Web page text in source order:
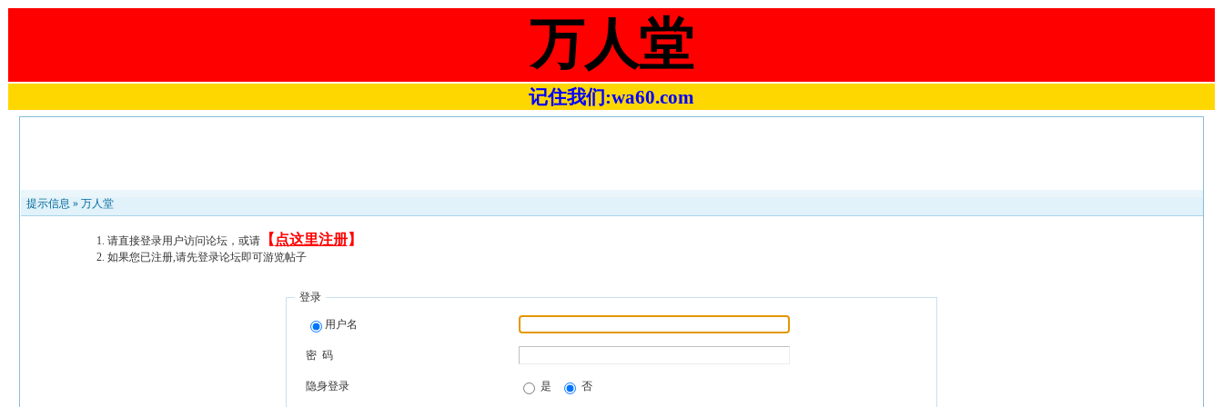
万人堂
记住我们:wa60.com
提示信息 » 万人堂
请直接登录用户访问论坛，或请【 点这里注册】
如果您已注册,请先登录论坛即可游览帖子
登录
用户名
密 码
隐身登录 是 否